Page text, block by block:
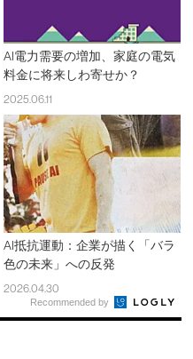
AI電力需要の増加、家庭の電気
料金に将来しわ寄せか？
2025.06.11
AI抵抗運動：企業が描く「バラ
色の未来」への反発
2026.04.30
Recommended by